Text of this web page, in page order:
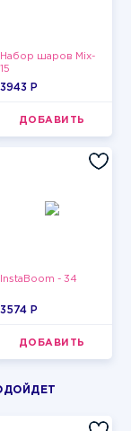
Набор шаров Mix-
15
3943 P
ДОБАВИТЬ
InstaBoom - 34
3574 P
ДОБАВИТЬ